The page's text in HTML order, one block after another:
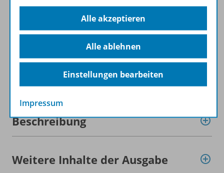
ZU DEN ABO-ANGEBOTEN
Informationen
Beschreibung
Weitere Inhalte der Ausgabe
Alle akzeptieren
Alle ablehnen
Einstellungen bearbeiten
Impressum